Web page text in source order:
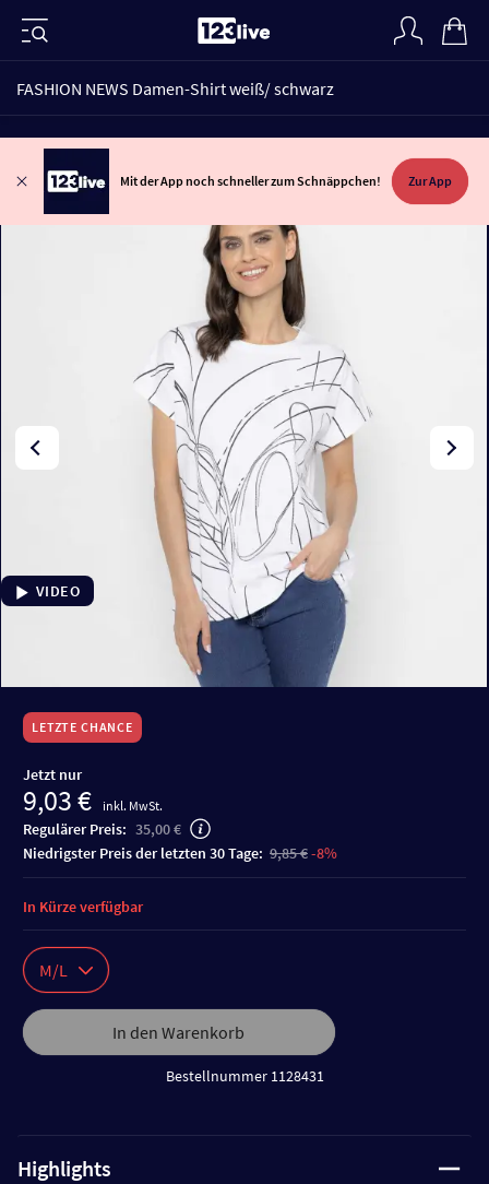
FASHION NEWS Damen-Shirt weiß/ schwarz
Mit der App noch schneller zum Schnäppchen! Zur App
VIDEO
LETZTE CHANCE
Jetzt nur
9,03 € inkl. MwSt.
Regulärer Preis: 35,00 €
niedrigster Preis der letzten 30 Tage: 9,85 €-8%
M/L
In den Warenkorb
Bestellnummer 1128431
In Kürze verfügbar
Highlights